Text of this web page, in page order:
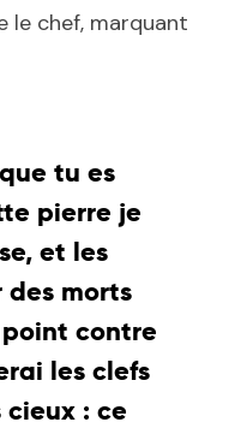
le chef, marquant
tu es
pierre je
et les
des morts
contre
les clefs
: ce